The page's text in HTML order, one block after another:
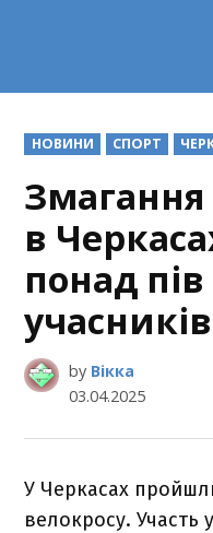
POSTED
IN
НОВИНИ СПОРТ
Змагання
в
понад пів
учасників
by Вікка
03.04.2025
У Черкасах
велокросу. Участь